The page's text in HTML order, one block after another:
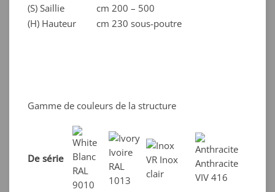
(S) Saillie
cm 200 – 500
(H) Hauteur
cm 230 sous-poutre
Gamme de couleurs de la structure
De série
Blanc
RAL
9010
Ivoire
RAL
1013
VR Inox
clair
Anthracite
VIV 416